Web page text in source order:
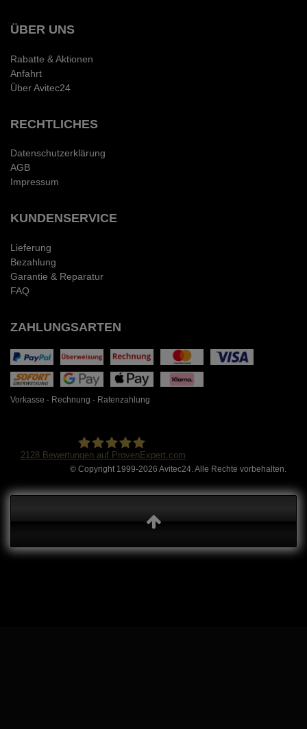
ÜBER UNS
Rabatte & Aktionen
Anfahrt
Über Avitec24
RECHTLICHES
Datenschutzerklärung
AGB
Impressum
KUNDENSERVICE
Lieferung
Bezahlung
Garantie & Reparatur
FAQ
ZAHLUNGSARTEN
Vorkasse - Rechnung - Ratenzahlung
2128 Bewertungen auf ProvenExpert.com
© Copyright 1999-2026 Avitec24. Alle Rechte vorbehalten.